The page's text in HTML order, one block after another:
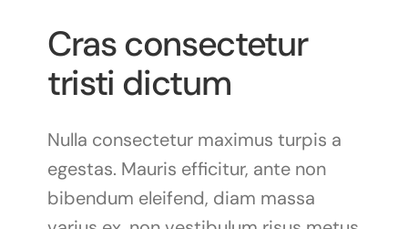
Cras consectetur
tristi dictum
Nulla consectetur maximus turpis a
egestas. Mauris efficitur, ante non
bibendum eleifend, diam massa